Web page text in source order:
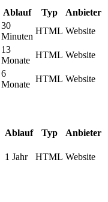
Ablauf Typ
Anbieter
30
Minuten
HTML Website
13
Monate
HTML Website
6
Monate
HTML Website
Ablauf Typ
Anbieter
1 Jahr HTML Website